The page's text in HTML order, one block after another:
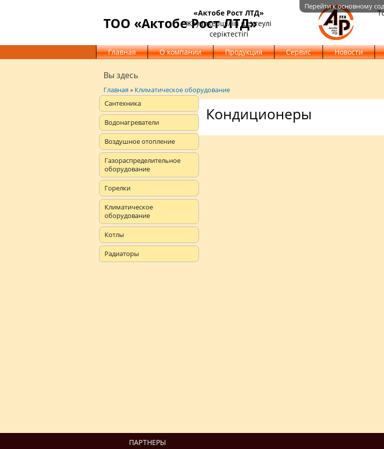
Перейти к основному
ТОО «Актобе Рост ЛТД»
«Актобе Рост ЛТД»
Жауапкершілігі шектеулі
серіктестігі
Главная О компании Продукция Сервис Новости
Вы здесь
Главная» Климатическое оборудование
Сантехника
Водонагреватели
Воздушное отопление
Газораспределительное
оборудование
Горелки
Климатическое
оборудование
Котлы
Радиаторы
Кондиционеры
ПАРТНЕРЫ